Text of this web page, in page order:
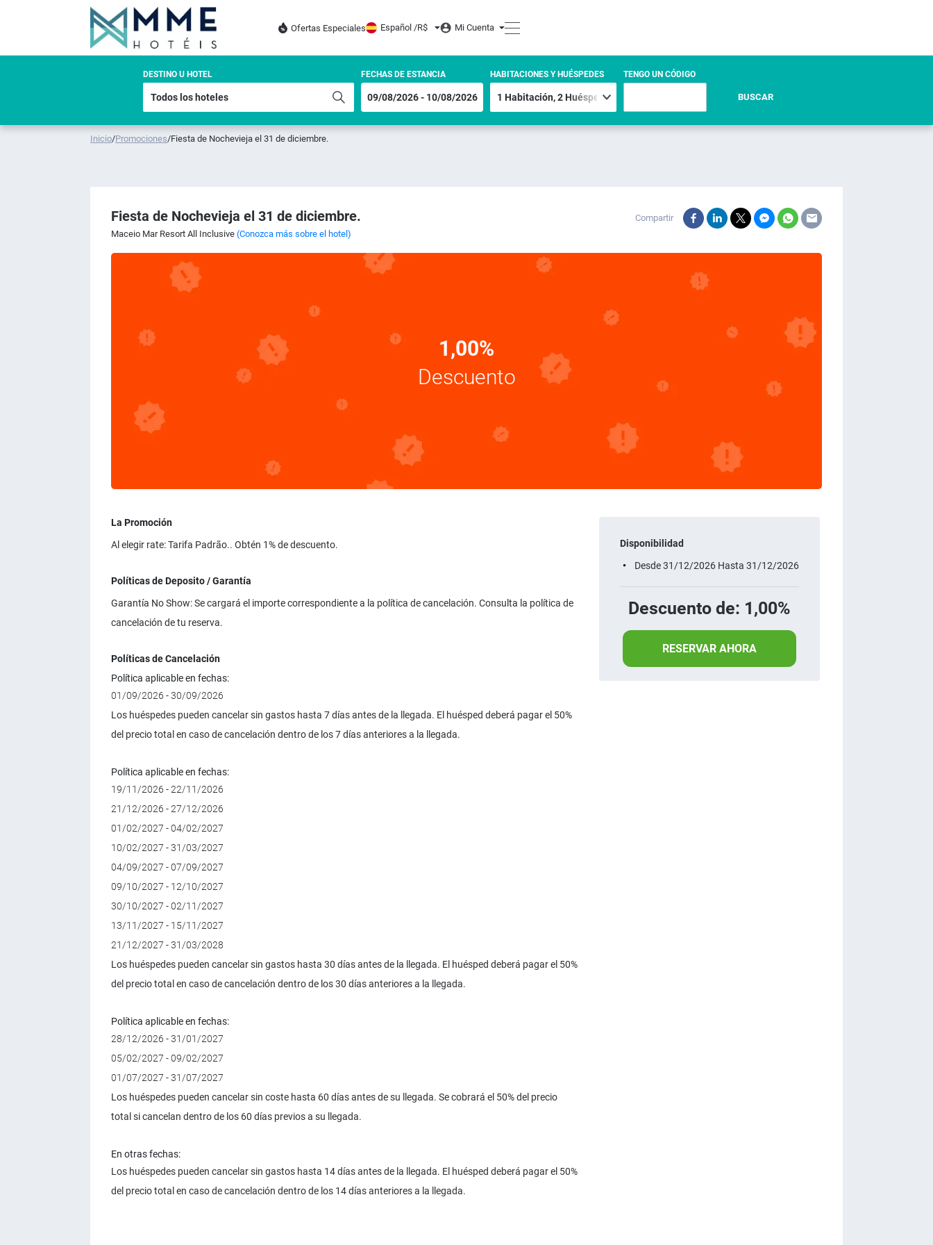
Ofertas Especiales Español /R$ Mi Cuenta
DESTINO U HOTEL FECHAS DE ESTANCIA HABITACIONES Y HUÉSPEDES TENGO UN CÓDIGO
BUSCAR
Inicio/Promociones/Fiesta de Nochevieja el 31 de diciembre.
Fiesta de Nochevieja el 31 de diciembre.
Maceio Mar Resort All Inclusive (Conozca más sobre el hotel)
Compartir
1,00%
Descuento
La Promoción
Al elegir rate: Tarifa Padrão.. Obtén 1% de descuento.
Políticas de Deposito / Garantía
Garantía No Show: Se cargará el importe correspondiente a la política de cancelación. Consulta la política de
cancelación de tu reserva.
Políticas de Cancelación
Política aplicable en fechas:
01/09/2026 - 30/09/2026
Los huéspedes pueden cancelar sin gastos hasta 7 días antes de la llegada. El huésped deberá pagar el 50%
del precio total en caso de cancelación dentro de los 7 días anteriores a la llegada.
Política aplicable en fechas:
19/11/2026 - 22/11/2026
21/12/2026 - 27/12/2026
01/02/2027 - 04/02/2027
10/02/2027 - 31/03/2027
04/09/2027 - 07/09/2027
09/10/2027 - 12/10/2027
30/10/2027 - 02/11/2027
13/11/2027 - 15/11/2027
21/12/2027 - 31/03/2028
Los huéspedes pueden cancelar sin gastos hasta 30 días antes de la llegada. El huésped deberá pagar el 50%
del precio total en caso de cancelación dentro de los 30 días anteriores a la llegada.
Política aplicable en fechas:
28/12/2026 - 31/01/2027
05/02/2027 - 09/02/2027
01/07/2027 - 31/07/2027
Los huéspedes pueden cancelar sin coste hasta 60 días antes de su llegada. Se cobrará el 50% del precio
total si cancelan dentro de los 60 días previos a su llegada.
En otras fechas:
Los huéspedes pueden cancelar sin gastos hasta 14 días antes de la llegada. El huésped deberá pagar el 50%
del precio total en caso de cancelación dentro de los 14 días anteriores a la llegada.
Disponibilidad
Desde 31/12/2026 Hasta 31/12/2026
Descuento de: 1,00%
RESERVAR AHORA